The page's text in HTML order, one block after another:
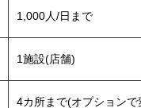
1,000人/日まで
1施設(店舗)
4カ所まで(オプションで